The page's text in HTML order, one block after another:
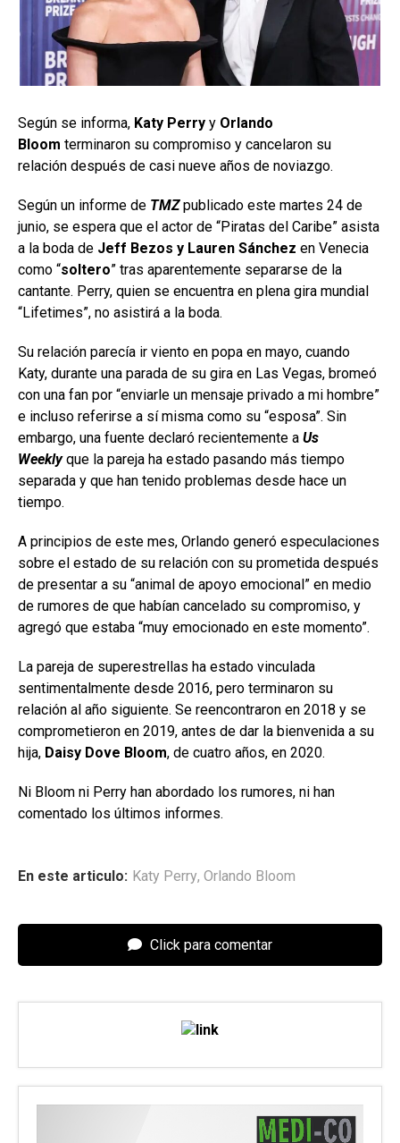
Según se informa, Katy Perry y Orlando
Bloom terminaron su compromiso y cancelaron su
relación después de casi nueve años de noviazgo.
Según un informe de TMZ publicado este martes 24 de
junio, se espera que el actor de “Piratas del Caribe” asista
a la boda de Jeff Bezos y Lauren Sánchez en Venecia
como “soltero” tras aparentemente separarse de la
cantante. Perry, quien se encuentra en plena gira mundial
“Lifetimes”, no asistirá a la boda.
Su relación parecía ir viento en popa en mayo, cuando
Katy, durante una parada de su gira en Las Vegas, bromeó
con una fan por “enviarle un mensaje privado a mi hombre”
e incluso referirse a sí misma como su “esposa”. Sin
embargo, una fuente declaró recientemente a Us
Weekly que la pareja ha estado pasando más tiempo
separada y que han tenido problemas desde hace un
tiempo.
A principios de este mes, Orlando generó especulaciones
sobre el estado de su relación con su prometida después
de presentar a su “animal de apoyo emocional” en medio
de rumores de que habían cancelado su compromiso, y
agregó que estaba “muy emocionado en este momento”.
La pareja de superestrellas ha estado vinculada
sentimentalmente desde 2016, pero terminaron su
relación al año siguiente. Se reencontraron en 2018 y se
comprometieron en 2019, antes de dar la bienvenida a su
hija, Daisy Dove Bloom, de cuatro años, en 2020.
Ni Bloom ni Perry han abordado los rumores, ni han
comentado los últimos informes.
En este articulo: Katy Perry, Orlando Bloom
Click para comentar